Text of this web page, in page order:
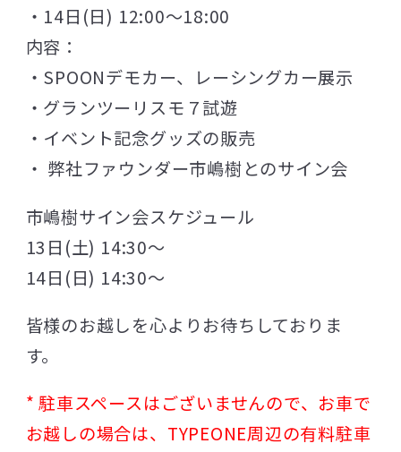
・14日(日) 12:00～18:00
内容：
・SPOONデモカー、レーシングカー展示
・グランツーリスモ７試遊
・イベント記念グッズの販売
・ 弊社ファウンダー市嶋樹とのサイン会
市嶋樹サイン会スケジュール
13日(土) 14:30～
14日(日) 14:30～
皆様のお越しを心よりお待ちしておりま
す。
* 駐車スペースはございませんので、お車で
お越しの場合は、TYPEONE周辺の有料駐車